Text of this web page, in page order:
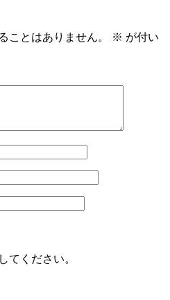
ことはありません。 ※ が付い
てください。